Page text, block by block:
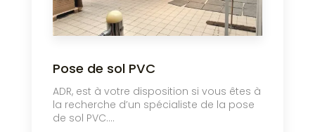
Pose de sol PVC
ADR, est à votre disposition si vous êtes à
la recherche d’un spécialiste de la pose
de sol PVC....